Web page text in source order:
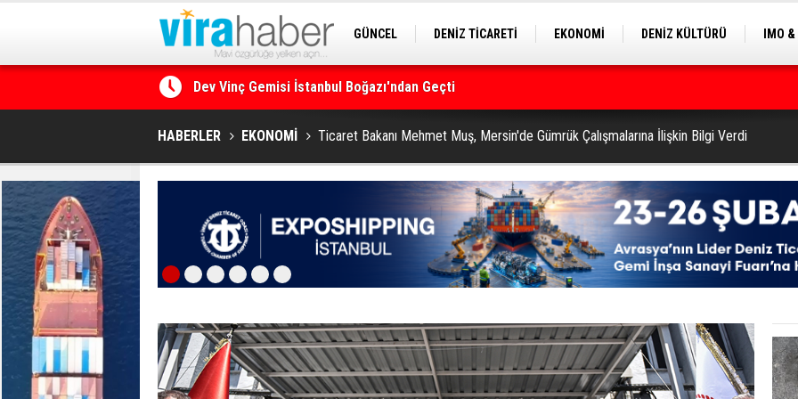
GÜNCEL DENİZ TİCARETİ EKONOMİ DENİZ KÜLTÜRÜ
IMO
Ege Denizi’nin En Büyük Mercan Ormanı
HABERLER EKONOMİ Ticaret Bakanı Mehmet Muş, Mersin'de Gümrük Çalışmalarına İlişkin Bilgi Verdi